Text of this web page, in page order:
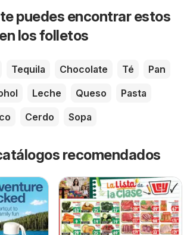
puedes encontrar estos
los folletos
Tequila Chocolate Té
Pan
Leche Queso
Pasta
Cerdo Sopa
recomendados